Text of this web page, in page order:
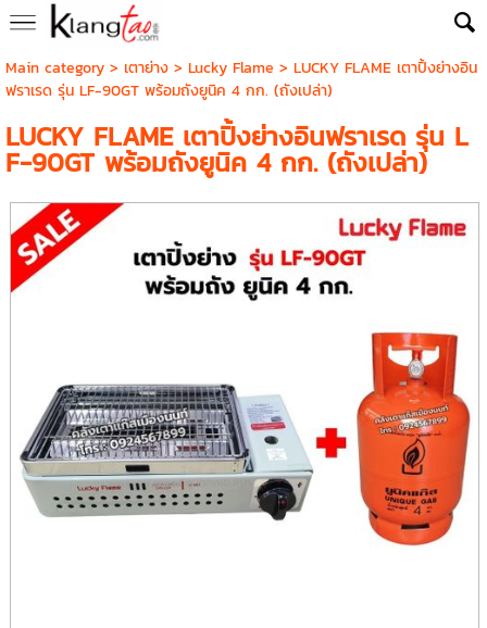
Main category> เตาย่าง> Lucky Flame > LUCKY FLAME เตาปิ้งย่างอิน
ฟราเรด รุ่น LF-90GT พร้อมถังยูนิค 4 กก. (ถังเปล่า)
LUCKY FLAME เตาปิ้งย่างอินฟราเรด รุ่น L
F-90GT พร้อมถังยูนิค 4 กก. (ถังเปล่า)